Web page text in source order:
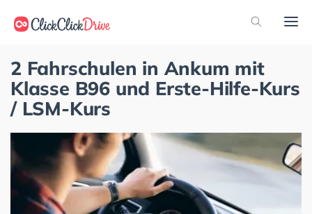
2 Fahrschulen in Ankum mit
Klasse B96 und Erste-Hilfe-Kurs
/ LSM-Kurs